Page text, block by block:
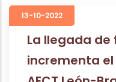
13-10-2022
La llegada de
incrementa